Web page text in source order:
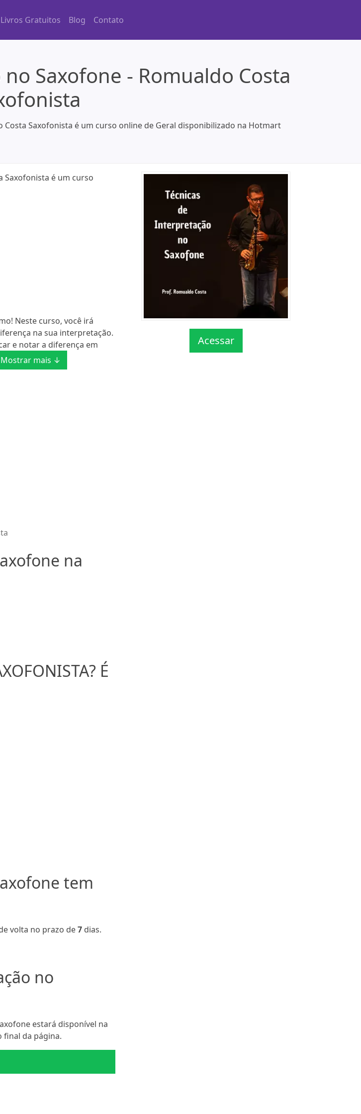
Livros Gratuitos Blog Contato
Saxofone - Romualdo Costa
Saxofonista é um curso online de Geral disponibilizado na Hotmart
Saxofonista é um curso
Neste curso, você irá
na sua interpretação.
e notar a diferença em
Mostrar mais ↓
na
É
tem
volta no prazo de7 dias.
no
estará disponível na
final da página.
Acessar